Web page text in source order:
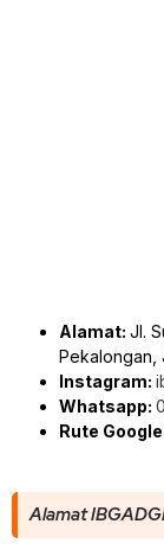
Alamat: Jl.
Pekalongan,
Instagram:
Whatsapp:
Rute
Alamat